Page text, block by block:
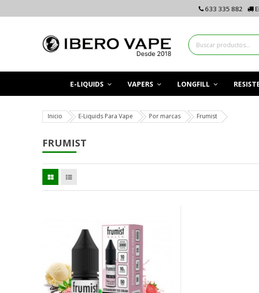
633 335 882
E-LIQUIDS VAPERS LONGFILL
Inicio E-Liquids Para Vape Por marcas Frumist
FRUMIST